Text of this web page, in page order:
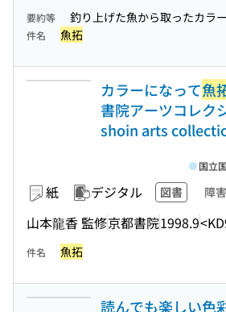
要約等 釣り上げた魚から取ったカラー
件名 魚拓
カラーになって魚
書院アーツコレク
shoin arts
紙 デジタル 図書 障
山本龍香 監修京都書院1998.9
国立
件名 魚拓
読んでも楽しい色